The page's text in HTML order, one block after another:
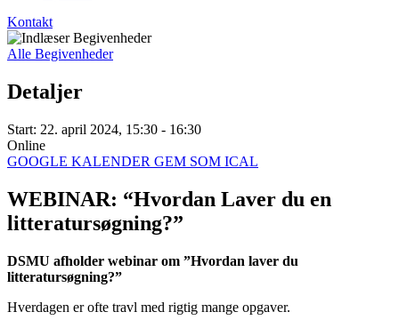
Kontakt
Alle Begivenheder
Detaljer
Start: 22. april 2024, 15:30 - 16:30
Online
GOOGLE KALENDER GEM SOM ICAL
WEBINAR: “Hvordan Laver du en
litteratursøgning?”
DSMU afholder webinar om ”Hvordan laver du
litteratursøgning?”
Hverdagen er ofte travl med rigtig mange opgaver.